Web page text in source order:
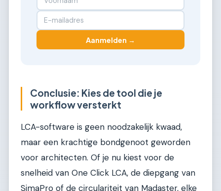
Aanmelden →
Conclusie: Kies de tool die je
workflow versterkt
LCA-software is geen noodzakelijk kwaad,
maar een krachtige bondgenoot geworden
voor architecten. Of je nu kiest voor de
snelheid van One Click LCA, de diepgang van
SimaPro of de circulariteit van Madaster, elke